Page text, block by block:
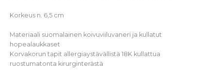
Korkeus n. 6,5 cm
Materiaali suomalainen koivuviiluvaneri ja kullatut
hopealaukkaset
Korvakorun tapit allergiaystävällistä 18K kullattua
ruostumatonta kirurginterästä